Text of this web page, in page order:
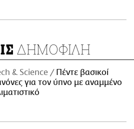
ΔΗΜΟΦΙΛΗ
& Science
Πέντε βασικοί
για τον ύπνο με αναμμένο